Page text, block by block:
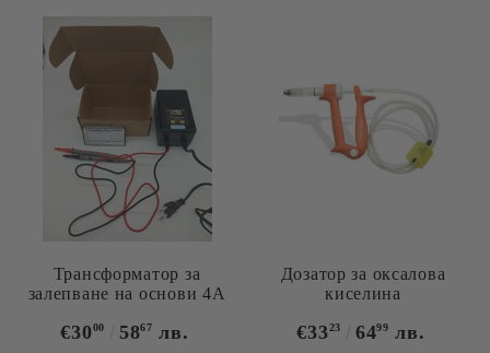
Трансформатор за
залепване на основи 4А
€3000 5867 лв.
Дозатор за оксалова
киселина
€3323 6499 лв.